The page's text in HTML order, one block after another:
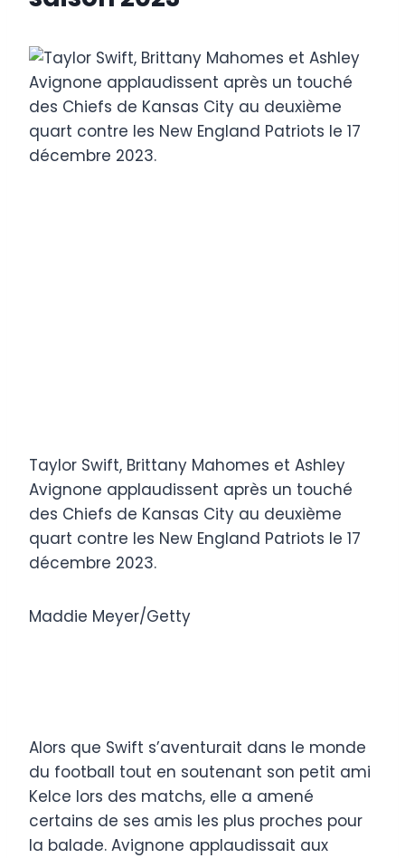
Taylor Swift, Brittany Mahomes et Ashley
Avignone applaudissent après un touché
des Chiefs de Kansas City au deuxième
quart contre les New England Patriots le 17
décembre 2023.
Maddie Meyer/Getty
Alors que Swift s’aventurait dans le monde
du football tout en soutenant son petit ami
Kelce lors des matchs, elle a amené
certains de ses amis les plus proches pour
la balade. Avignone applaudissait aux